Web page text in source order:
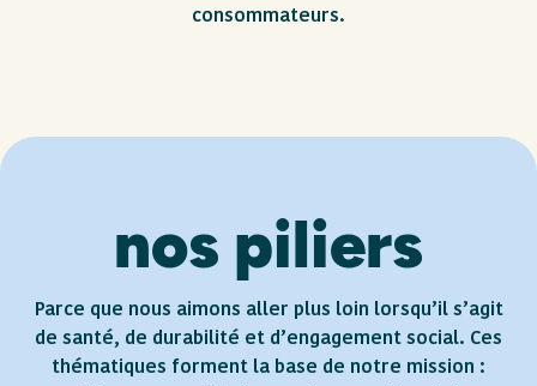
consommateurs.
nos piliers
Parce que nous aimons aller plus loin lorsqu’il s’agit
de santé, de durabilité et d’engagement social. Ces
thématiques forment la base de notre mission :